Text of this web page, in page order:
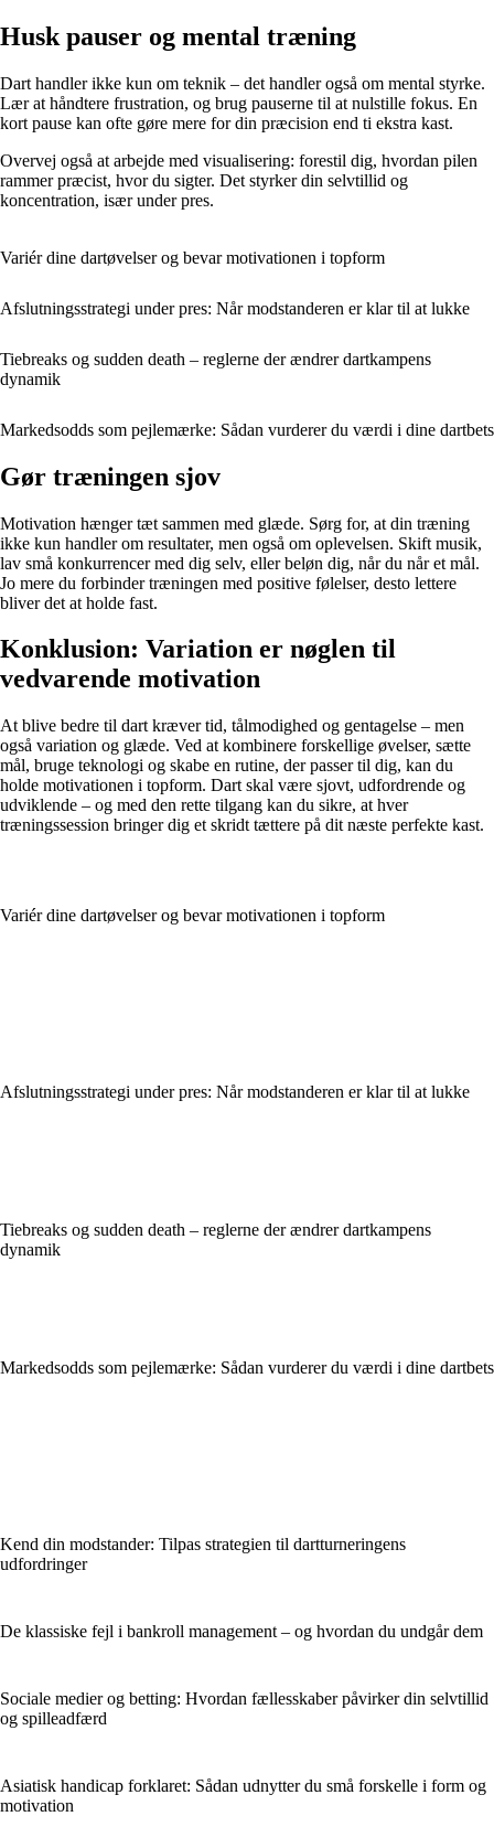
Husk pauser og mental træning
Dart handler ikke kun om teknik – det handler også om mental styrke.
Lær at håndtere frustration, og brug pauserne til at nulstille fokus. En
kort pause kan ofte gøre mere for din præcision end ti ekstra kast.
Overvej også at arbejde med visualisering: forestil dig, hvordan pilen
rammer præcist, hvor du sigter. Det styrker din selvtillid og
koncentration, især under pres.
Variér dine dartøvelser og bevar motivationen i topform
Afslutningsstrategi under pres: Når modstanderen er klar til at lukke
Tiebreaks og sudden death – reglerne der ændrer dartkampens
dynamik
Markedsodds som pejlemærke: Sådan vurderer du værdi i dine dartbets
Gør træningen sjov
Motivation hænger tæt sammen med glæde. Sørg for, at din træning
ikke kun handler om resultater, men også om oplevelsen. Skift musik,
lav små konkurrencer med dig selv, eller beløn dig, når du når et mål.
Jo mere du forbinder træningen med positive følelser, desto lettere
bliver det at holde fast.
Konklusion: Variation er nøglen til
vedvarende motivation
At blive bedre til dart kræver tid, tålmodighed og gentagelse – men
også variation og glæde. Ved at kombinere forskellige øvelser, sætte
mål, bruge teknologi og skabe en rutine, der passer til dig, kan du
holde motivationen i topform. Dart skal være sjovt, udfordrende og
udviklende – og med den rette tilgang kan du sikre, at hver
træningssession bringer dig et skridt tættere på dit næste perfekte kast.
Variér dine dartøvelser og bevar motivationen i topform
Afslutningsstrategi under pres: Når modstanderen er klar til at lukke
Tiebreaks og sudden death – reglerne der ændrer dartkampens
dynamik
Markedsodds som pejlemærke: Sådan vurderer du værdi i dine dartbets
Kend din modstander: Tilpas strategien til dartturneringens
udfordringer
De klassiske fejl i bankroll management – og hvordan du undgår dem
Sociale medier og betting: Hvordan fællesskaber påvirker din selvtillid
og spilleadfærd
Asiatisk handicap forklaret: Sådan udnytter du små forskelle i form og
motivation